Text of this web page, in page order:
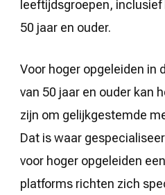
leeftijdsgroepen,
50 jaar en ouder.
Voor hoger opgeleiden in
van 50 jaar en ouder kan
zijn om gelijkgestemde
Dat is waar
voor hoger opgeleiden
platforms richten zich